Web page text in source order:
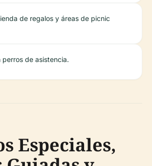
de regalos y áreas de picnic
perros de asistencia.
Especiales,